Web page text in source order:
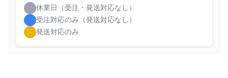
休業日（受注・発送対応なし）
受注対応のみ（発送対応なし）
発送対応のみ